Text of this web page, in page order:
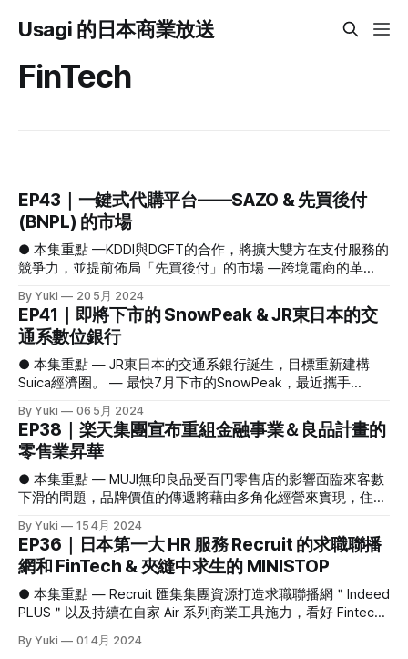
Usagi 的日本商業放送
FinTech
EP43｜一鍵式代購平台——SAZO & 先買後付
(BNPL) 的市場
● 本集重點 —KDDI與DGFT的合作，將擴大雙方在支付服務的
競爭力，並提前佈局「先買後付」的市場 —跨境電商的革
1､KDDI與DGFT的合作，將擴大雙方在支付服務的競爭力，並
提前佈局「先買後付」的市場 #KDDI 與 DGFT 的合作與支付
服務的擴大 5/9，KDDI 的 auフィナンシャルサービス 與 金融
科技業者 DGFT（DGフィナンシャルテクノロジー）宣布業
務合作。這次合作不僅是為了增強兩家公司在支付領域的競爭
求。 KDDI 近期動作頻繁，不僅僅停滯於電信領域的領先地
位，還積極拓展其在金融服務和支付解決方案的影響力。未來
透過 LAWSON 遍布全國的1萬4000家店鋪網，KDDI 希望以電
信服務為基礎，將便利商店的消費用戶轉化為金融服務的用
戶，創造更多的接觸點和消費機會。 而此次 KDDI 與 DGFT 的
合作便旨在強化支付系統，DGFT 將提供其線上支付和店舖掃
碼支付的系統支援。隨著電商的蓬勃發展，
By Yuki 20 5月 2024
EP41｜即將下市的 SnowPeak & JR東日本的交
通系數位銀行
● 本集重點 — JR東日本的交通系銀行誕生，目標重新建構
Suica經濟圈。 — 最快7月下市的SnowPeak，最近攜手
交通系銀行誕生，目標重新建構Suica經濟圈 #交通系銀行的
誕生 JR東日本即將於5月9日推出全新的數位銀行服務「JRE
Bank」，這將為日本民眾提供便捷的金融服務。通過網路開設
戶頭，用戶不僅可以進行存款和申請房屋貸款，還可享受與JR
東日本交通服務相關的獨特福利。這一舉措將為金融服務與交
用 戶帶來更多價值和便利。 值得一提的是，JRE Bank 的服務
並非由JR東日本自行開發，而是借助樂天銀行提供的基礎系
統，也稱作「BaaS服務 ( Banking as a Service) 」。而JR東集
團旗下的信用卡子公司 View Card 則進行銀行代理業務。換言
之，JRE Bank 可以被視為樂天銀行的子行業務。 這種 BaaS
服務在其他交通業中已經有先例。例如，去年九月，京王電鐵
與住信SBI合作推出了京王NEOBANK的網銀服務；同樣地
By Yuki 06 5月 2024
EP38｜楽天集團宣布重組金融事業＆良品計畫的
零售業昇華
● 本集重點 — MUJI無印良品受百円零售店的影響面臨來客數
下滑的問題，品牌價值的傳遞將藉由多角化經營來實現，住宿
簽約數低迷和龐大的基礎建設費用讓集團連續虧損五年。為增
加現金流，樂天集團宣布重組旗下金融事業體。 1､MUJI無印
良品受百円零售店的影響面臨來客數下滑的問題，品牌價值的
傳遞將藉由多角化經營來實現 你有多久沒有在無印良品做消
費了呢？ 近年，良品計畫所經營的「無印良品」面臨著來客
代名詞，但在生活用品百円店等競爭下，屬於中高價位的無印
By Yuki 15 4月 2024
EP36｜日本第一大 HR 服務 Recruit 的求職聯播
網和 FinTech & 夾縫中求生的 MINISTOP
● 本集重點 — Recruit 匯集集團資源打造求職聯播網＂Indeed
PLUS＂以及持續在自家 Air 系列商業工具施力，看好 Fintech
下的便利商店品牌 MINISTOP 持續虧損，在具有重要戰略位置
By Yuki 01 4月 2024